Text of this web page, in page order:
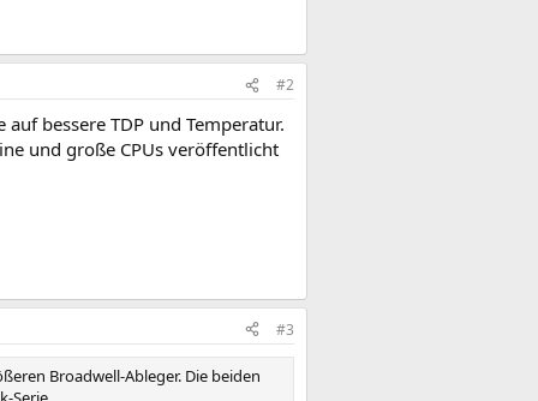
#2
bessere TDP und Temperatur.
und große CPUs veröffentlicht
#3
Broadwell-Ableger. Die beiden